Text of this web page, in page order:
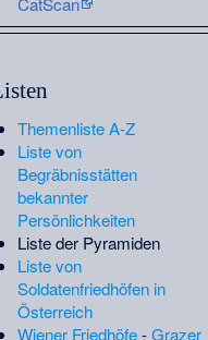
RT)·Liaoxiornis
Brahmachari(RT)·
Green
Berland
Capmany(FF )·
Pérez (Radsport
am Pass von
)·Massaker von
(G)·Massaker von
(G )·Massaker
(QS-22.4.
(Architekt)(QS-14.1.)
Steiner
(BIO)· Medizin ohne
Themenliste A-Z
Liste von
Begräbnisstätten
bekannter
Persönlichkeiten
Liste der Pyramiden
Liste von
Soldatenfriedhöfen in
Österreich
Wiener Friedhöfe-Grazer